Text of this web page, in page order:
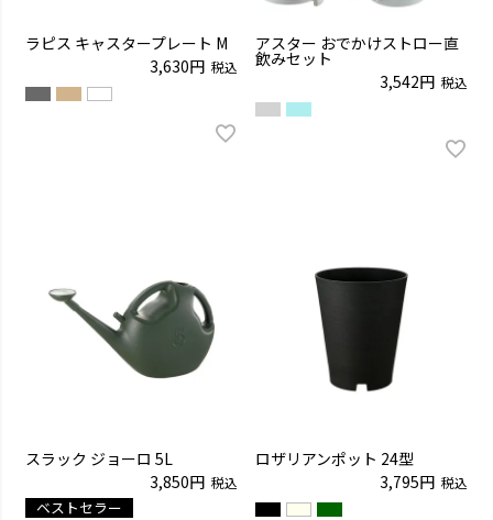
ラピス キャスタープレート M
3,630
税込
アスター おでかけストロー直
飲みセット
3,542
税込
スラック ジョーロ 5L
3,850
税込
ベストセラー
ロザリアンポット 24型
3,795
税込